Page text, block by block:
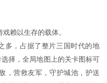
赖以生存的载体。
多，占据了整片三国时代的地
择，全局地图上的关卡图标可
，营救友军，守护城池，护送